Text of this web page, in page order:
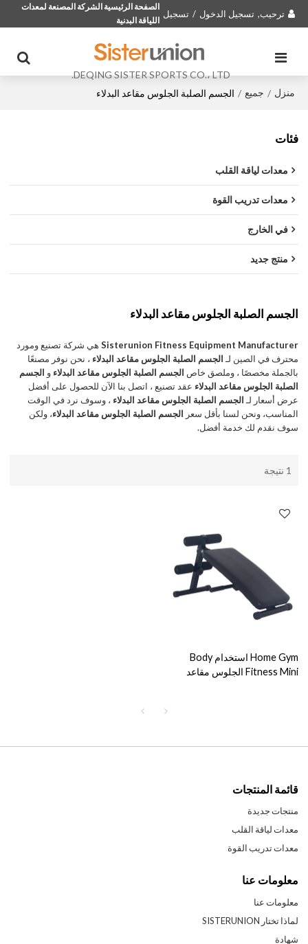
ترحيب, تسجيل الدخول / تسجيل
الصفحة الرئيسية الشركة المصنعة لمعدات
اللياقة البدنية
DEQING SISTER SPORTS CO.، LTD.
منزل / جميع / الجسم الصلبة الجلوس مقاعد البدلاء
فئات
معدات لياقة القلب
معدات تدريب القوة
في الخارج
منتج جديد
الجسم الصلبة الجلوس مقاعد البدلاء
Sisterunion Fitness Equipment Manufacturer هي شركة تصنيع ومورد
محترف في الصين لـ الجسم الصلبة الجلوس مقاعد البدلاء ، نحن نوفر مصنعًا
بالجملة مخصصًا ، وملصق خاص الجسم الصلبة الجلوس مقاعد البدلاء و الجسم
الصلبة الجلوس مقاعد البدلاء عقد تصنيع ، اتصل بنا الآن للحصول على أفضل
عرض أسعار لـ الجسم الصلبة الجلوس مقاعد البدلاء ، وسوف نرد في الوقت
المناسب، ونحن لسنا بأقل سعر الجسم الصلبة الجلوس مقاعد البدلاء، ولكن
سوف نقدم لك خدمة أفضل.
1 نتيجة
Home Gym استخدام Body
Fitness Mini الجلوس مقاعد
قائمة المنتجات
منتجات جديدة
معدات لياقة القلب
معدات تدريب القوة
معلومات عنا
معلومات عنا
لماذا تختار SISTERUNION
شهادة